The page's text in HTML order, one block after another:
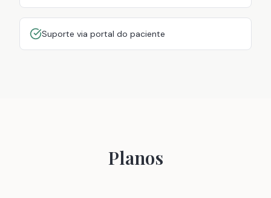
Suporte via portal do paciente
Planos